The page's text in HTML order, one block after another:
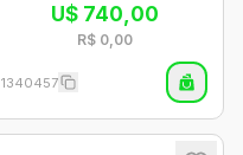
U$ 740,00
R$ 0,00
1340457